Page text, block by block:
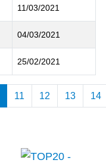
11/03/2021
04/03/2021
25/02/2021
11 12 13 14